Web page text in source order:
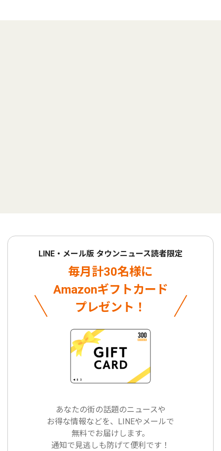
LINE・メール版 タウンニュース読者限定
毎月計30名様に
Amazonギフトカード
プレゼント！
あなたの街の話題のニュースや
お得な情報などを、LINEやメールで
無料でお届けします。
通知で見逃しも防げて便利です！